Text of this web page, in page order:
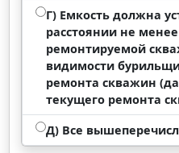
Г) Емкость должна
расстоянии не
ремонтируемой
видимости
ремонта скважин
текущего ремонта
Д) Все